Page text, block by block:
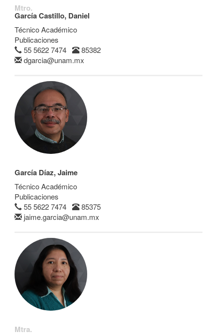
Mtro.
García Castillo, Daniel
Técnico Académico
Publicaciones
55 5622 7474
85382
dgarcia@unam.mx
García Díaz, Jaime
Técnico Académico
Publicaciones
55 5622 7474
85375
jaime.garcia@unam.mx
Mtra.